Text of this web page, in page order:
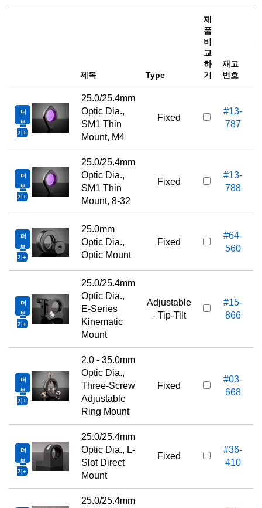
제목 Type
제
품
비
교
하
기
재고
번호
더
보
기
25.0/25.4mm
Optic Dia.,
SM1 Thin
Mount, M4
Fixed
#13-
787
더
보
기
25.0/25.4mm
Optic Dia.,
SM1 Thin
Mount, 8-32
Fixed
#13-
788
더
보
기
25.0mm
Optic Dia.,
Optic Mount
Fixed
#64-
560
더
보
기
25.0/25.4mm
Optic Dia.,
E-Series
Kinematic
Mount
Adjustable
- Tip-Tilt
#15-
866
더
보
기
2.0 - 35.0mm
Optic Dia.,
Three-Screw
Adjustable
Ring Mount
Fixed
#03-
668
더
보
기
25.0/25.4mm
Optic Dia., L-
Slot Direct
Mount
Fixed
#36-
410
25.0/25.4mm